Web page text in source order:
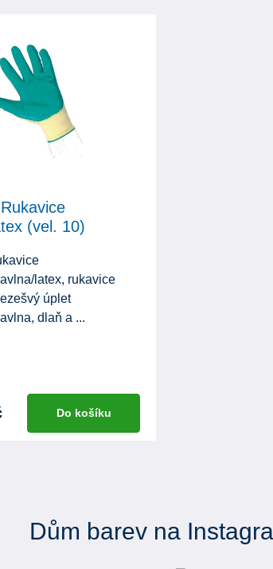
(vel. 10)
latex, rukavice
úplet
dlaň a ...
Do košíku
Dům barev na